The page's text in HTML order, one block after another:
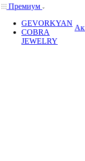
Премиум
GEVORKYAN
COBRA
JEWELRY